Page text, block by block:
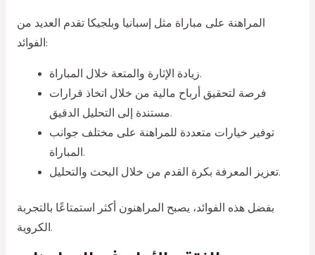
المراهنة على مباراة مثل إسبانيا وبلجيكا تقدم العديد من
الفوائد:
زيادة الإثارة والمتعة خلال المباراة.
فرصة لتحقيق أرباح مالية من خلال اتخاذ قرارات
مستندة إلى التحليل الدقيق.
توفير خيارات متعددة للمراهنة على مختلف جوانب
المباراة.
تعزيز المعرفة بكرة القدم من خلال البحث والتحليل.
بفضل هذه الفوائد، يصبح المراهنون أكثر استمتاعًا بالتجربة
الكروية.